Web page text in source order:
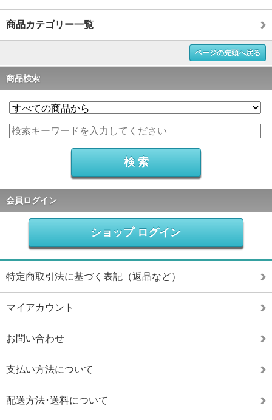
商品カテゴリー一覧
ページの先頭へ戻る
商品検索
会員ログイン
ショップ ログイン
特定商取引法に基づく表記（返品など）
マイアカウント
お問い合わせ
支払い方法について
配送方法･送料について